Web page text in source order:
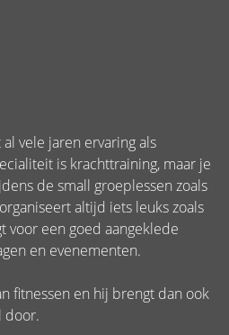
vele jaren ervaring als
is krachttraining, maar je
de small groeplessen zoals
altijd iets leuks zoals
voor een goed aangeklede
en evenementen.
fitnessen en hij brengt dan ook
door.